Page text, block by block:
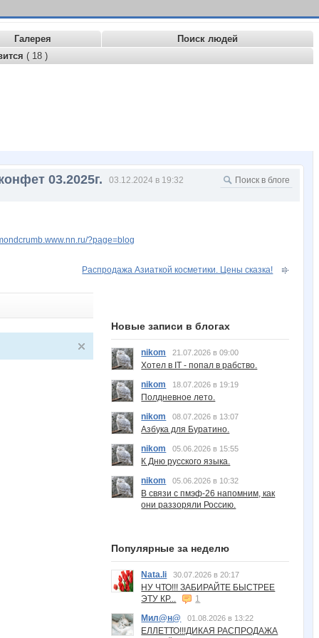
Галерея
Поиск людей
( 18 )
03.2025г.
03.12.2024 в 19:32
?page=blog
Распродажа Азиаткой косметики. Цены сказка!
Новые записи в блогах
nikom 21.07.2026 в 09:00
Хотел в IT - попал в рабство.
nikom
18.07.2026 в 19:19
Полдневное лето.
nikom
08.07.2026 в 13:07
Азбука для Буратино.
nikom
05.06.2026 в 15:55
К Дню русского языка.
nikom
05.06.2026 в 10:32
В связи с пмэф-26 напомним, как
они раззоряли Россию.
Популярные за неделю
Nata.li 30.07.2026 в 20:17
НУ ЧТО!!! ЗАБИРАЙТЕ БЫСТРЕЕ
ЭТУ КР...
1
Мил@н@
01.08.2026 в 13:22
ЕЛЛЕТТО!!!ДИКАЯ РАСПРОДАЖА